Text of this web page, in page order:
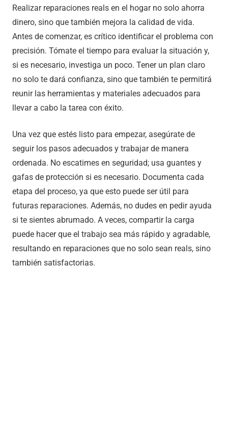
Realizar reparaciones reals en el hogar no solo ahorra
dinero, sino que también mejora la calidad de vida.
Antes de comenzar, es crítico identificar el problema con
precisión. Tómate el tiempo para evaluar la situación y,
si es necesario, investiga un poco. Tener un plan claro
no solo te dará confianza, sino que también te permitirá
reunir las herramientas y materiales adecuados para
llevar a cabo la tarea con éxito.
Una vez que estés listo para empezar, asegúrate de
seguir los pasos adecuados y trabajar de manera
ordenada. No escatimes en seguridad; usa guantes y
gafas de protección si es necesario. Documenta cada
etapa del proceso, ya que esto puede ser útil para
futuras reparaciones. Además, no dudes en pedir ayuda
si te sientes abrumado. A veces, compartir la carga
puede hacer que el trabajo sea más rápido y agradable,
resultando en reparaciones que no solo sean reals, sino
también satisfactorias.